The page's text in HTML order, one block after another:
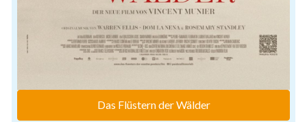
Das Flüstern der Wälder